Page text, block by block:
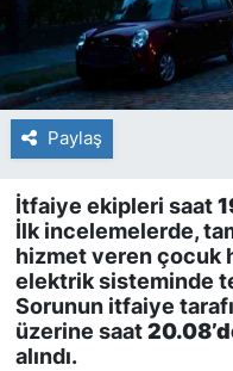
Paylaş
İtfaiye ekipleri saat
İlk incelemelerde,
hizmet veren çocuk
elektrik sisteminde
Sorunun itfaiye
üzerine saat
alındı.